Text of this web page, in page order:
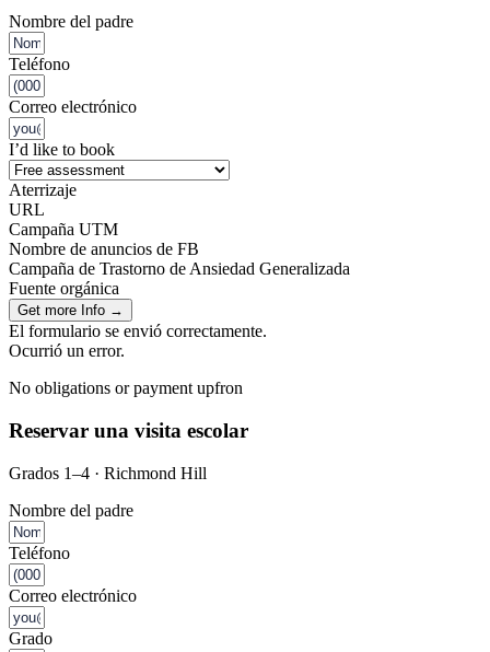
Nombre del padre
Teléfono
Correo electrónico
I’d like to book
Aterrizaje
URL
Campaña UTM
Nombre de anuncios de FB
Campaña de Trastorno de Ansiedad Generalizada
Fuente orgánica
Get more Info →
El formulario se envió correctamente.
Ocurrió un error.
No obligations or payment upfron
Reservar una visita escolar
Grados 1–4 · Richmond Hill
Nombre del padre
Teléfono
Correo electrónico
Grado